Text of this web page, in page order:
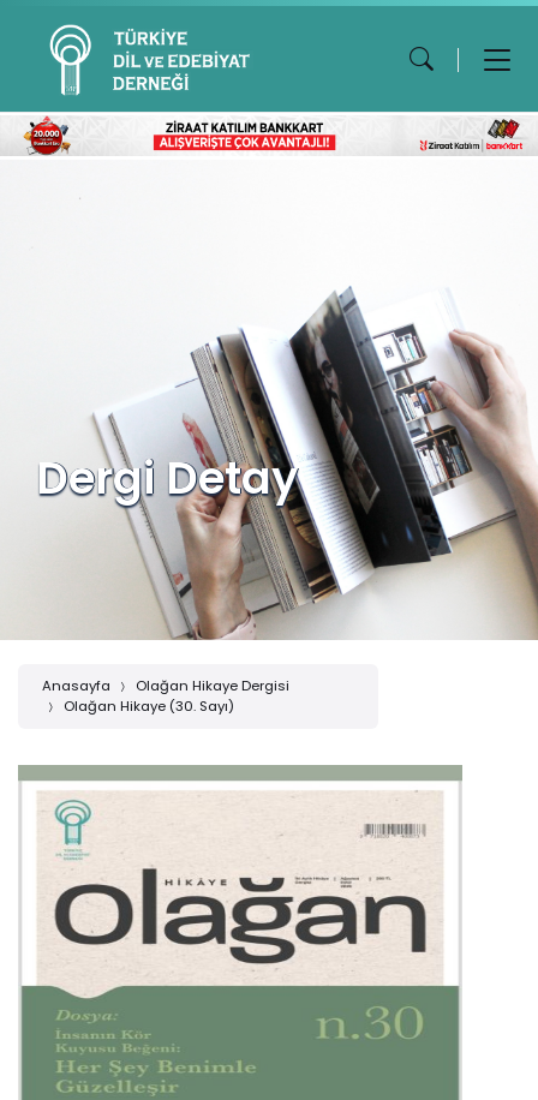
Dergi Detay
Anasayfa
Olağan Hikaye Dergisi
Olağan Hikaye (30. Sayı)